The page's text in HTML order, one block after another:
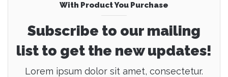
With Product You Purchase
Subscribe to our mailing
list to get the new updates!
Lorem ipsum dolor sit amet, consectetur.